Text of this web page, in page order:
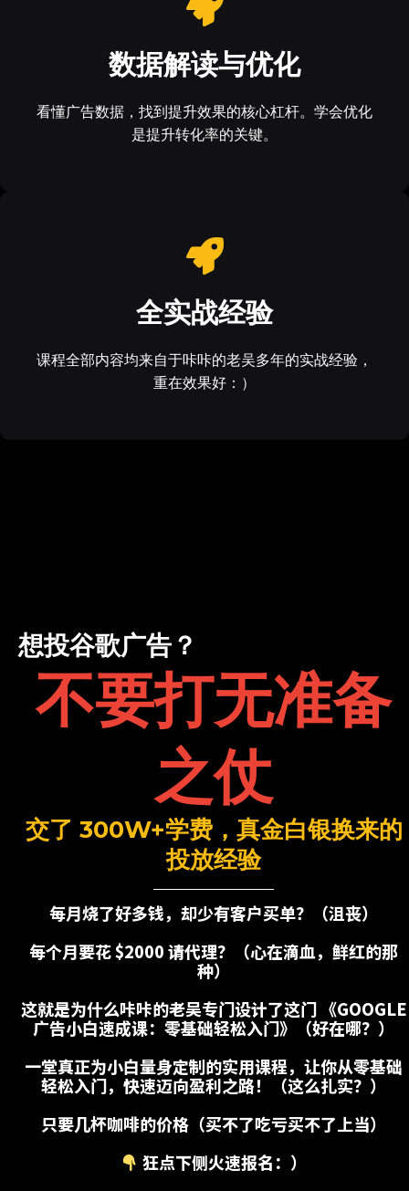
数据解读与优化
看懂广告数据，找到提升效果的核心杠杆。学会优化
是提升转化率的关键。
全实战经验
课程全部内容均来自于咔咔的老吴多年的实战经验，
重在效果好：）
想投谷歌广告？
不要打无准备
之仗
交了 300W+学费，真金白银换来的
投放经验
每月烧了好多钱，却少有客户买单？（沮丧）
每个月要花 $2000 请代理？（心在滴血，鲜红的那
种）
这就是为什么咔咔的老吴专门设计了这门 《GOOGLE
广告小白速成课：零基础轻松入门》（好在哪？）
一堂真正为小白量身定制的实用课程，让你从零基础
轻松入门，快速迈向盈利之路！（这么扎实？）
只要几杯咖啡的价格（买不了吃亏买不了上当）
狂点下侧火速报名：）